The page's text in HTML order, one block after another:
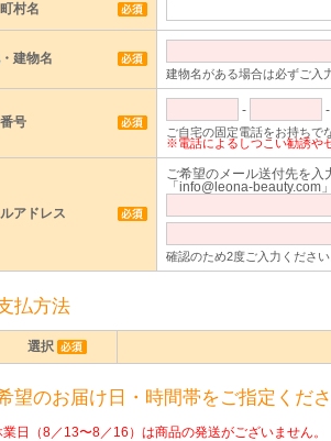
村名
建物名
建物名がある場合は必ずご入
号
- -
ご自宅の固定電話をお持ちで
※電話によるしつこい勧誘や
アドレス
ご希望のメール送付先を
「info@leona-beauty.com
確認のため2度ご入力ください
払方法
選択
望のお届け日・時間帯をご指定くださ
業日（8／13〜8／16）は商品の発送がございません。